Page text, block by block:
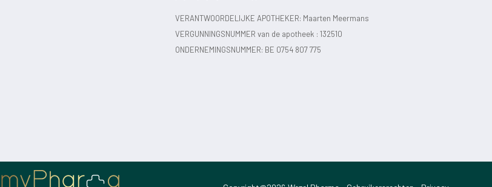
VERANTWOORDELIJKE APOTHEKER: Maarten Meermans
VERGUNNINGSNUMMER van de apotheek : 132510
ONDERNEMINGSNUMMER: BE 0754 807 775